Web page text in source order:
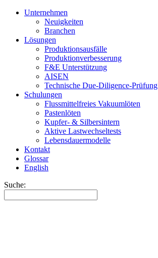
Unternehmen
Neuigkeiten
Branchen
Lösungen
Produktionsausfälle
Produktionverbesserung
F&E Unterstützung
AISEN
Technische Due-Diligence-Prüfung
Schulungen
Flussmittelfreies Vakuumlöten
Pastenlöten
Kupfer- & Silbersintern
Aktive Lastwechseltests
Lebensdauermodelle
Kontakt
Glossar
English
Suche: